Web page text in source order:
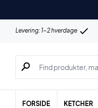
Levering: 1-2 hverdage
Søg efter produkter,
FORSIDE KETCHER